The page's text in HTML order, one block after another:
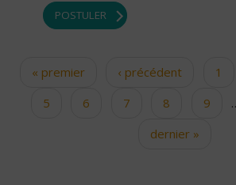
POSTULER
Pages« premier ‹ précédent 1
5
6 7 8 9
dernier »